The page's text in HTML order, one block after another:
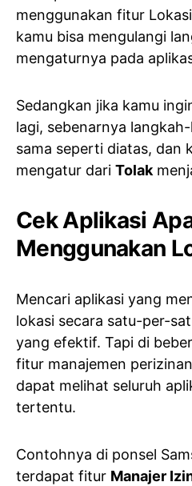
menggunakan fitur
kamu bisa mengulangi
mengaturnya pada
Sedangkan jika kamu
lagi, sebenarnya
sama seperti diatas, dan
mengatur dari Tolak
Cek Aplikasi
Menggunakan
Mencari aplikasi yang
lokasi secara satu-per-
yang efektif. Tapi di
fitur manajemen
dapat melihat seluruh
tertentu.
Contohnya di ponsel
terdapat fitur Manajer